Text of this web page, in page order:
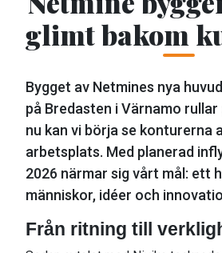
glimt bakom
Bygget av Netmines nya
på Bredasten i Värnamo
nu kan vi börja se konturerna
arbetsplats. Med planerad
2026 närmar sig vårt mål: ett
människor, idéer och
Från ritning till